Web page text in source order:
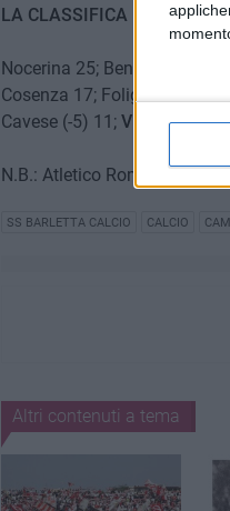
LA CLASSIFICA DEL
Nocerina 25; Benevento 22;
Cosenza 17; Foligno (-1) 15;
Cavese (-5) 11; Viareggio10;
N.B.: Atletico Roma, Juve
SS BARLETTA CALCIO CALCIO
Altri contenuti a tema